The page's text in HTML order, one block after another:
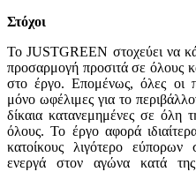
Στόχοι
Το JUSTGREEN στοχεύει να
προσαρμογή προσιτά σε όλους
στο έργο. Επομένως, όλες οι
μόνο ωφέλιμες για το
δίκαια κατανεμημένες σε όλη
όλους. Το έργο αφορά
κατοίκους λιγότερο εύπορων
ενεργά στον αγώνα κατά